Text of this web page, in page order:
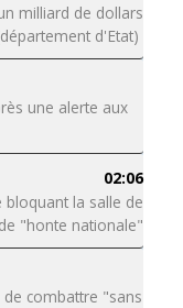
milliard de dollars
d'Etat)
une alerte aux
02:06
la salle de
"honte nationale"
combattre "sans